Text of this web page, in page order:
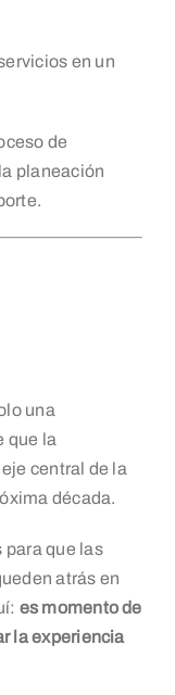
en un
de
planeación
una
que la
central de la
década.
para que las
atrás en
es momento de
la experiencia